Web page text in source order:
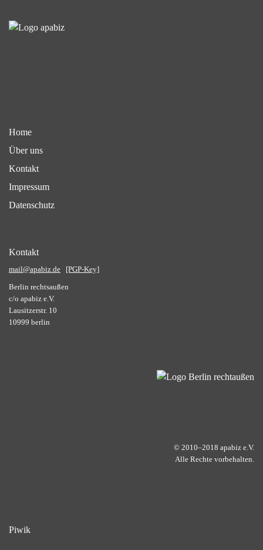
Home
Über uns
Kontakt
Impressum
Datenschutz
Kontakt
mail@apabiz.de [PGP-Key]
Berlin rechtsaußen
c/o apabiz e.V.
Lausitzerstr. 10
10999 berlin
© 2010–2018 apabiz e.V.
Alle Rechte vorbehalten.
Piwik